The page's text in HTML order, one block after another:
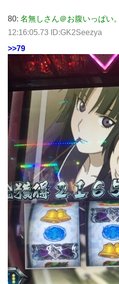
80: 名無しさん＠お腹いっぱい。
12:16:05.73 ID:GK2Seezya
>>79